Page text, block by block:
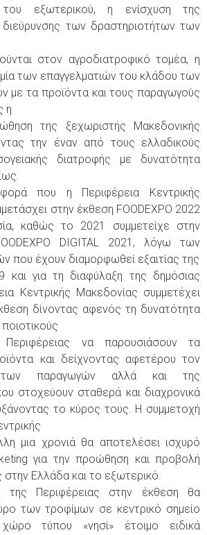
εξωτερικού, η ενίσχυση της
των δραστηριοτήτων των
στον αγροδιατροφικό τομέα, η
των επαγγελματιών του κλάδου των
με τα προϊόντα και τους παραγωγούς
η
της ξεχωριστής Μακεδονικής
την έναν από τους ελλαδικούς
διατροφής με δυνατότητα
που η Περιφέρεια Κεντρικής
στην έκθεση FOODEXPO 2022
καθώς το 2021 συμμετείχε στην
DIGITAL 2021, λόγω των
που έχουν διαμορφωθεί εξαιτίας της
και για τη διαφύλαξη της δημόσιας
Κεντρικής Μακεδονίας συμμετέχει
δίνοντας αφενός τη δυνατότητα
να παρουσιάσουν τα
και δείχνοντας αφετέρου τον
των παραγωγών αλλά και της
στοχεύουν σταθερά και διαχρονικά
το κύρος τους. Η συμμετοχή
μια χρονιά θα αποτελέσει ισχυρό
για την προώθηση και προβολή
Ελλάδα και το εξωτερικό.
της Περιφέρειας στην έκθεση θα
των τροφίμων σε κεντρικό σημείο
τύπου «νησί» έτοιμο ειδικά